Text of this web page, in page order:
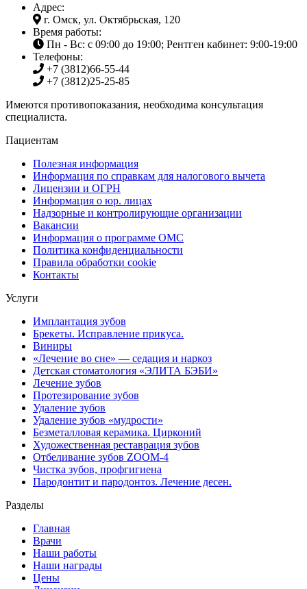
Адрес:
г. Омск, ул. Октябрьская, 120
Время работы:
Пн - Вс: с 09:00 до 19:00; Рентген кабинет: 9:00-19:00
Телефоны:
+7 (3812)66-55-44
+7 (3812)25-25-85
Имеются противопоказания, необходима консультация
специалиста.
Пациентам
Полезная информация
Информация по справкам для налогового вычета
Лицензии и ОГРН
Информация о юр. лицах
Надзорные и контролирующие организации
Вакансии
Информация о программе ОМС
Политика конфиденциальности
Правила обработки cookie
Контакты
Услуги
Имплантация зубов
Брекеты. Исправление прикуса.
Виниры
«Лечение во сне» — седация и наркоз
Детская стоматология «ЭЛИТА БЭБИ»
Лечение зубов
Протезирование зубов
Удаление зубов
Удаление зубов «мудрости»
Безметалловая керамика. Цирконий
Художественная реставрация зубов
Отбеливание зубов ZOOM-4
Чистка зубов, профгигиена
Пародонтит и пародонтоз. Лечение десен.
Разделы
Главная
Врачи
Наши работы
Наши награды
Цены